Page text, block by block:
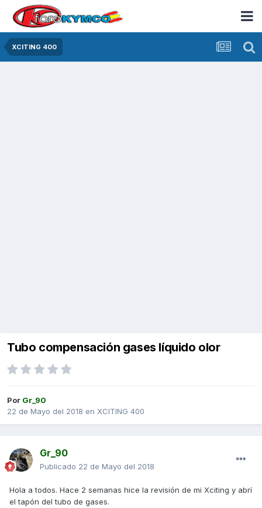
XCITING 400
Tubo compensación gases líquido olor
Por Gr_90
22 de Mayo del 2018 en XCITING 400
Gr_90
Publicado 22 de Mayo del 2018
Hola a todos. Hace 2 semanas hice la revisión de mi Xciting y abrí
el tapón del tubo de gases.